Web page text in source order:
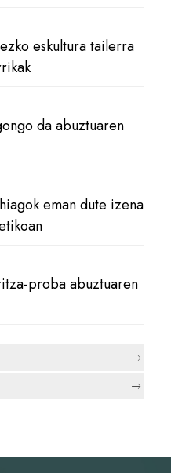
eskultura tailerra
da abuztuaren
eman dute izena
proba abuztuaren